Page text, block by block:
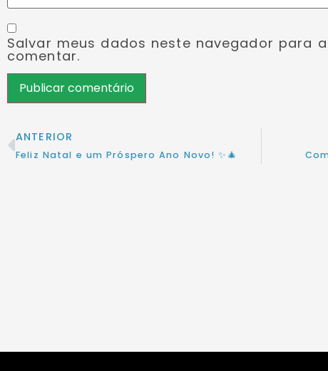
Salvar meus dados neste navegador para
comentar.
ANTERIOR
Feliz Natal e um Próspero Ano Novo! ✨🎄